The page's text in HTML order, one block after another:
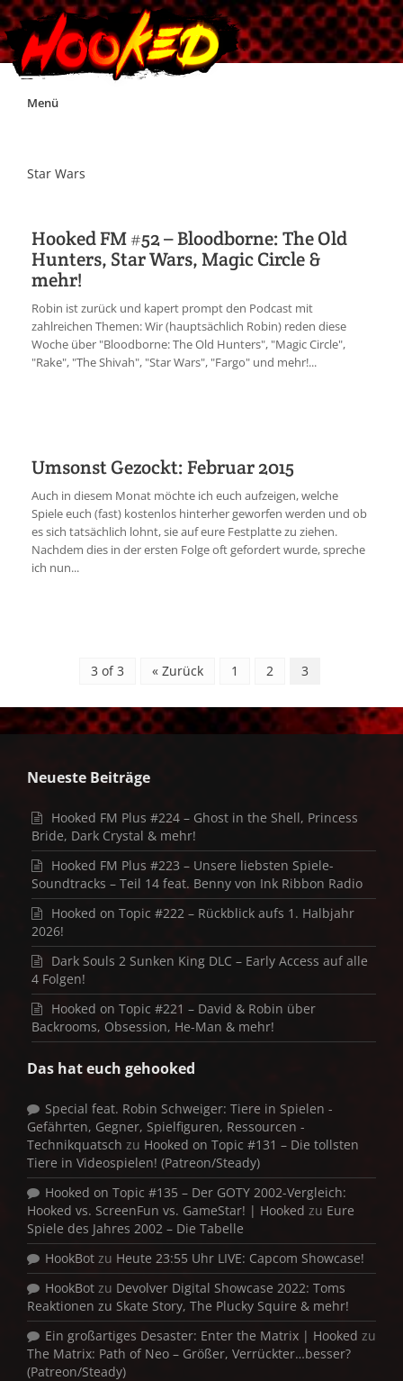
Skip
Menü
Impressum
Jobs
Discord
Star Wars
Hooked FM #52 – Bloodborne: The Old
Hunters, Star Wars, Magic Circle &
mehr!
Robin ist zurück und kapert prompt den Podcast mit
zahlreichen Themen: Wir (hauptsächlich Robin) reden diese
Woche über "Bloodborne: The Old Hunters", "Magic Circle",
"Rake", "The Shivah", "Star Wars", "Fargo" und mehr!...
Umsonst Gezockt: Februar 2015
Auch in diesem Monat möchte ich euch aufzeigen, welche
Spiele euch (fast) kostenlos hinterher geworfen werden und ob
es sich tatsächlich lohnt, sie auf eure Festplatte zu ziehen.
Nachdem dies in der ersten Folge oft gefordert wurde, spreche
ich nun...
3 of 3 « Zurück 1 2 3
Neueste Beiträge
Hooked FM Plus #224 – Ghost in the Shell, Princess
Bride, Dark Crystal & mehr!
Hooked FM Plus #223 – Unsere liebsten Spiele-
Soundtracks – Teil 14 feat. Benny von Ink Ribbon Radio
Hooked on Topic #222 – Rückblick aufs 1. Halbjahr
2026!
Dark Souls 2 Sunken King DLC – Early Access auf alle
4 Folgen!
Hooked on Topic #221 – David & Robin über
Backrooms, Obsession, He-Man & mehr!
Das hat euch gehooked
Special feat. Robin Schweiger: Tiere in Spielen -
Gefährten, Gegner, Spielfiguren, Ressourcen -
Technikquatsch zu Hooked on Topic #131 – Die tollsten
Tiere in Videospielen! (Patreon/Steady)
Hooked on Topic #135 – Der GOTY 2002-Vergleich:
Hooked vs. ScreenFun vs. GameStar! | Hooked zu Eure
Spiele des Jahres 2002 – Die Tabelle
HookBot zu Heute 23:55 Uhr LIVE: Capcom Showcase!
HookBot zu Devolver Digital Showcase 2022: Toms
Reaktionen zu Skate Story, The Plucky Squire & mehr!
Ein großartiges Desaster: Enter the Matrix | Hooked zu
The Matrix: Path of Neo – Größer, Verrückter…besser?
(Patreon/Steady)